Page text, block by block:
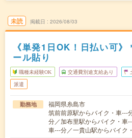
未読 掲載日 2026/08/03
《単発1日OK！日払い可
ール貼り
職種未経験OK 交通費別途支給あり
派遣
勤務地
福岡県糸島市
筑前前原駅からバイク・車---
分／加布里駅からバイク・車
車---分／一貴山駅からバイク